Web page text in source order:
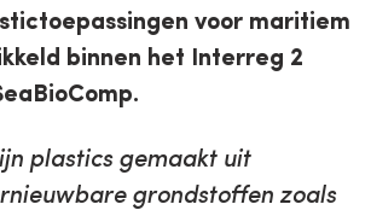
voor maritiem
binnen het Interreg 2
plastics gemaakt uit
grondstoffen zoals